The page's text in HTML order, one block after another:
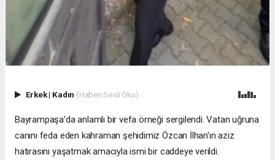
Erkek| Kadın (Haberi Sesli Oku)
Bayrampaşa'da anlamlı bir vefa örneği sergilendi. Vatan uğruna
canını feda eden kahraman şehidimiz Özcan İlhan'ın aziz
hatırasını yaşatmak amacıyla ismi bir caddeye verildi.